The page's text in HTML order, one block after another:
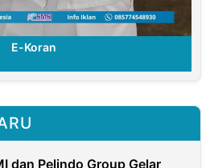
E-Koran
dan Pelindo Group Gelar